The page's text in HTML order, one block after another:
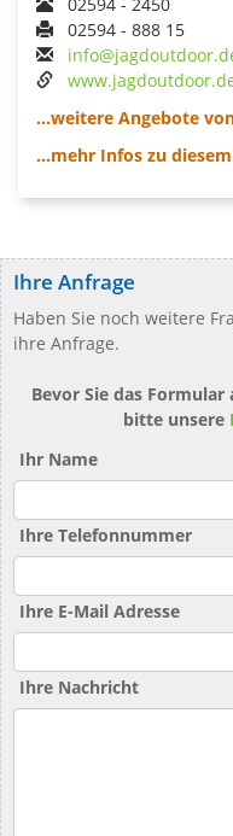
02594 - 888 15
...weitere Angebote
...mehr Infos zu
Ihre Anfrage
Haben Sie noch weitere
ihre Anfrage.
Bevor Sie das
bitte unsere
Ihr Name
Ihre Telefonnummer
Ihre E-Mail Adresse
Ihre Nachricht